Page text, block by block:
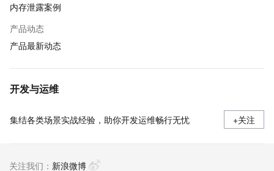
内存泄露案例
产品动态
产品最新动态
开发与运维
集结各类场景实战经验，助你开发运维畅行无忧 +关注
关注我们： 新浪微博